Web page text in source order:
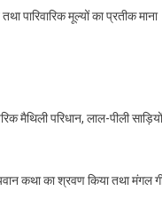
पारिवारिक मूल्यों का प्रतीक माना
मैथिली परिधान, लाल-पीली
कथा का श्रवण किया तथा मंगल